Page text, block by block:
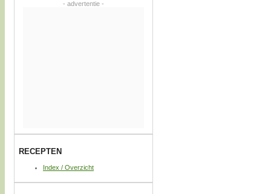
- advertentie -
RECEPTEN
Index / Overzicht